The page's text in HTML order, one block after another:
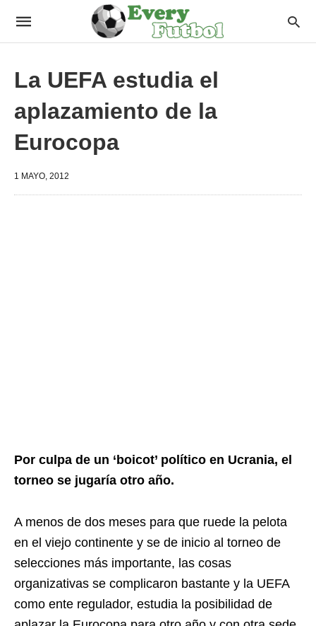
La UEFA estudia el
aplazamiento de la
Eurocopa
1 MAYO, 2012
Por culpa de un ‘boicot’ político en Ucrania, el
torneo se jugaría otro año.
A menos de dos meses para que ruede la pelota
en el viejo continente y se de inicio al torneo de
selecciones más importante, las cosas
organizativas se complicaron bastante y la UEFA
como ente regulador, estudia la posibilidad de